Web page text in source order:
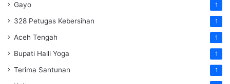
Gayo 1
328 Petugas Kebersihan 1
Aceh Tengah 1
Bupati Haili Yoga 1
Terima Santunan 1